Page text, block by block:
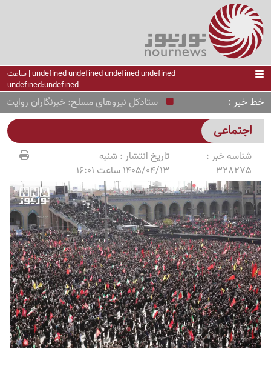
undefined undefined undefined undefined | ساعت
undefined:undefined
خط خبر ستادکل نیروهای مسلح: خبرنگاران روایت‌گر
اجتماعی
شناسه خبر :
328275
تاریخ انتشار :شنبه
1405/04/13 ساعت 16:01